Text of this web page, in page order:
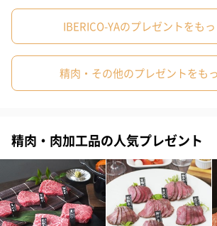
小麦・大豆・鶏肉・ゼラチン
［和風だし72g］
小麦・大豆・豚肉
IBERICO-YAのプレゼントをも
精肉・その他のプレゼントをも
精肉・肉加工品の人気プレゼント